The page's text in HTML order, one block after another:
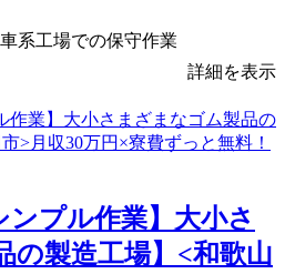
系工場での保守作業
詳細を表示
ンプル作業】大小さ
の製造工場】<和歌山